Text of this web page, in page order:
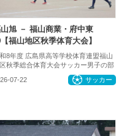
旭 － 福山商業・府中東
福山地区秋季体育大会】
8年度 広島県高等学校体育連盟福山
秋季総合体育大会サッカー男子の部
07-22 サッカー